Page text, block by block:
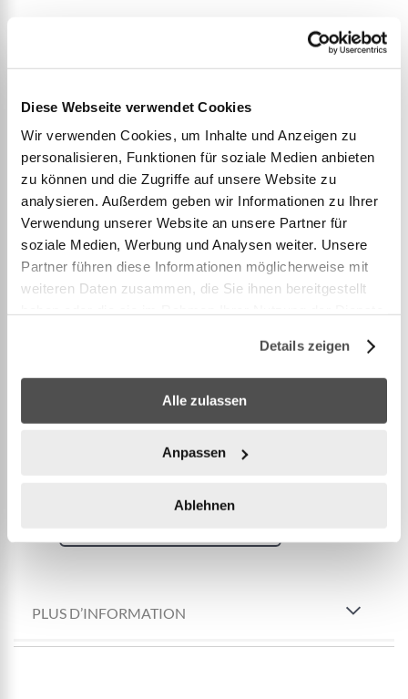
Diese Webseite verwendet Cookies
Wir verwenden Cookies, um Inhalte und Anzeigen zu
personalisieren, Funktionen für soziale Medien anbieten
zu können und die Zugriffe auf unsere Website zu
analysieren. Außerdem geben wir Informationen zu Ihrer
Verwendung unserer Website an unsere Partner für
soziale Medien, Werbung und Analysen weiter. Unsere
Partner führen diese Informationen möglicherweise mit
weiteren Daten zusammen, die Sie ihnen bereitgestellt
Details zeigen
Alle zulassen
Anpassen
Ablehnen
de boules de filtration suffisent pour remplacer 1
MATÉRIAU RECYCLABLE ET NON TOXIQUE : Les
boules de filtration en coton, légères et faciles à
transporter, peuvent durer de 4 à 6 mois si elles
sont correctement entretenues.
UNE DURÉE DE VIE PLUS LONGUE : Une pression
plus faible permet un débit plus élevé et une durée
de vie plus longue pour la piscine et la pompe.
Lavage à la main uniquement avec le sac en filet
pompes de filtration à sable. Non compatible avec
la fonction de lavage à contre-courant des pompes
de filtration à sable.
Polysphere™, 1 sac en maille filet ...
PLUS D’INFORMATION